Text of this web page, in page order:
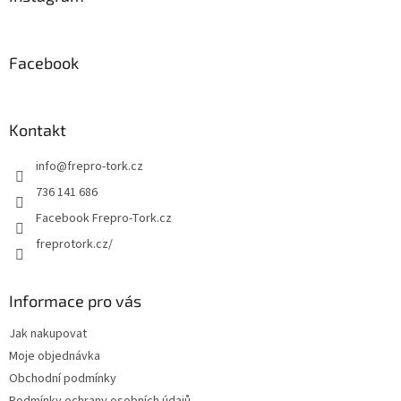
Facebook
Kontakt
info@frepro-tork.cz
736 141 686
Facebook Frepro-Tork.cz
freprotork.cz/
Informace pro vás
Jak nakupovat
Moje objednávka
Obchodní podmínky